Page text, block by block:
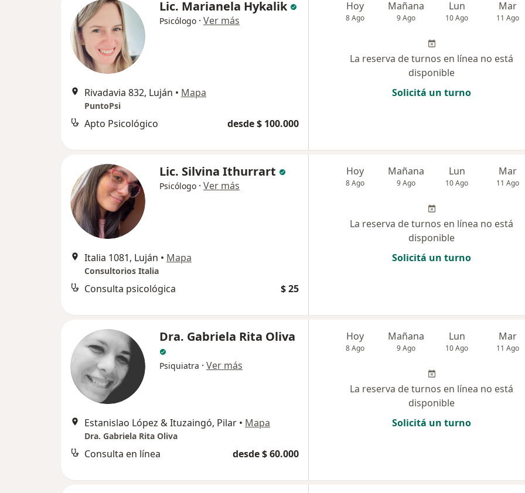
Lic. Marianela Hykalik
Psicólogo · Ver más
Rivadavia 832, Luján • Mapa
PuntoPsi
Apto Psicológico desde $ 100.000
Hoy
8 Ago
Mañana
9 Ago
Lun
10 Ago
Mar
11 Ago
La reserva de turnos en línea no está
disponible
Solicitá un turno
Lic. Silvina Ithurrart
Psicólogo · Ver más
Italia 1081, Luján • Mapa
Consultorios Italia
Consulta psicológica $ 25
Hoy
8 Ago
Mañana
9 Ago
Lun
10 Ago
Mar
11 Ago
La reserva de turnos en línea no está
disponible
Solicitá un turno
Dra. Gabriela Rita Oliva
Psiquiatra · Ver más
Estanislao López & Ituzaingó, Pilar • Mapa
Dra. Gabriela Rita Oliva
Consulta en línea desde $ 60.000
Hoy
8 Ago
Mañana
9 Ago
Lun
10 Ago
Mar
11 Ago
La reserva de turnos en línea no está
disponible
Solicitá un turno